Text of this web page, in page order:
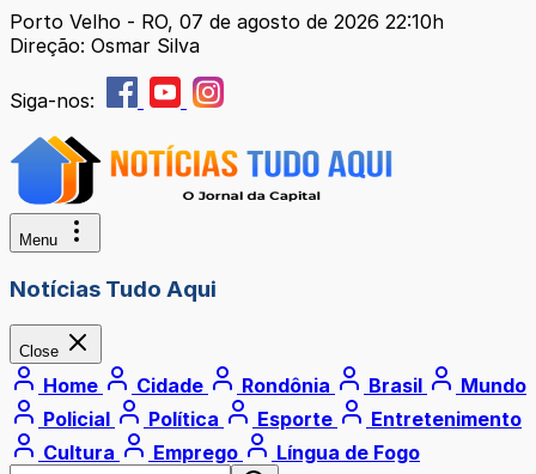
Porto Velho - RO, 07 de agosto de 2026 22:10h
Direção: Osmar Silva
Siga-nos:
Menu
Notícias Tudo Aqui
Close
Home Cidade Rondônia Brasil
Mundo
Policial
Política Esporte
Entretenimento
Cultura
Emprego Língua de Fogo